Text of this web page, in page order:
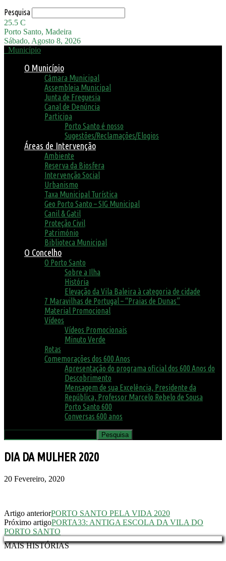
Pesquisa
25.5 C
Porto Santo, Madeira
Sábado, Agosto 8, 2026
Município
O Município
Câmara Municipal
Assembleia Municipal
Junta de Freguesia
Canal de Denúncia
Participa
Porto Santo é nosso
Sugestões/Reclamações/Elogios
Áreas de Intervenção
Ambiente
Reserva da Biosfera
Intervenção Social
Urbanismo
Taxa Municipal Turística
Geo Porto Santo – SIG Municipal
Canil & Gatil
Proteção Civil
Património
Biblioteca Municipal
O Concelho
O Porto Santo
Sobre a Ilha
História
Elevação da Vila Baleira à categoria de cidade
7 Maravilhas de Portugal – “Praias de Dunas”
Material Promocional
Vídeos
Vídeos Promocionais
Minuto Verde
Rotas
Comemorações dos 600 Anos
Apresentação do programa oficial dos 600 Anos do
Descobrimento
Mensagem de sua Excelência, Presidente da
República, Professor Marcelo Rebelo de Sousa
Porto Santo 600
Conversas 600 anos
DIA DA MULHER 2020
20 Fevereiro, 2020
Artigo anteriorPORTO SANTO PELA VIDA 2020
Próximo artigoPORTA33: ANTIGA ESCOLA DA VILA DO
PORTO SANTO
MAIS HISTÓRIAS